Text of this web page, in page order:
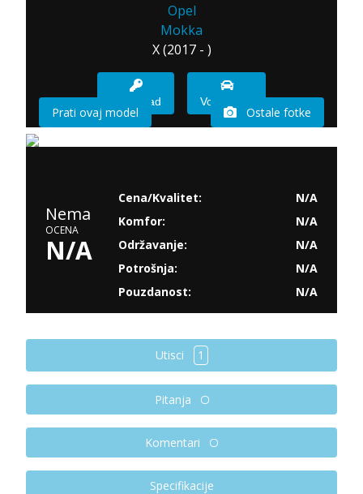
Opel
Mokka
X (2017 - )
Imam sad Vozio sam
Prati ovaj model Ostale fotke
Nema
OCENA
N/A
Cena/Kvalitet:
N/A
Komfor:
N/A
Održavanje:
N/A
Potrošnja:
N/A
Pouzdanost:
N/A
Utisci 1
Pitanja
Komentari
Specifikacije